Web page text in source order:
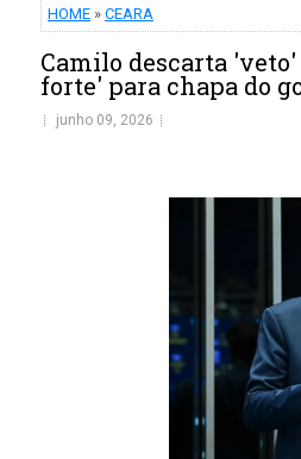
HOME » CEARA
Camilo descarta
forte' para chapa do
junho 09, 2026